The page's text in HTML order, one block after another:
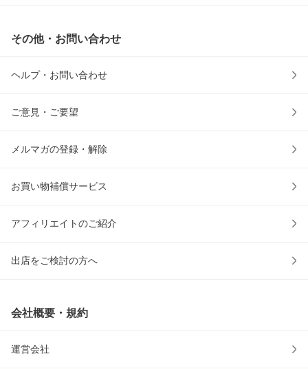
その他・お問い合わせ
ヘルプ・お問い合わせ
ご意見・ご要望
メルマガの登録・解除
お買い物補償サービス
アフィリエイトのご紹介
出店をご検討の方へ
会社概要・規約
運営会社